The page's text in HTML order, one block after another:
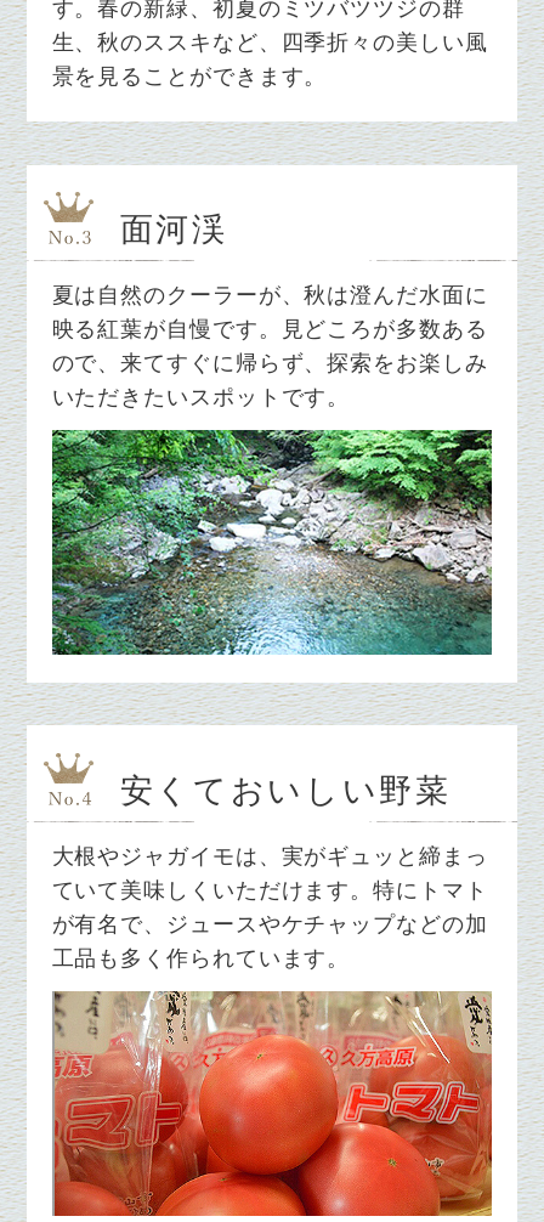
す。春の新緑、初夏のミツバツツジの群
生、秋のススキなど、四季折々の美しい風
景を見ることができます。
面河渓
夏は自然のクーラーが、秋は澄んだ水面に
映る紅葉が自慢です。見どころが多数ある
ので、来てすぐに帰らず、探索をお楽しみ
いただきたいスポットです。
安くておいしい野菜
大根やジャガイモは、実がギュッと締まっ
ていて美味しくいただけます。特にトマト
が有名で、ジュースやケチャップなどの加
工品も多く作られています。